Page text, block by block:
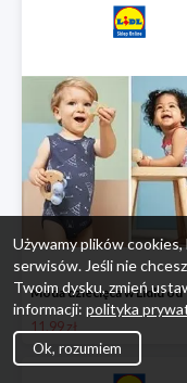
11.99 zł
Używamy plików
serwisów. Jeśli nie
Twoim dysku, zmień
informacji: polityka
Ok, rozumiem